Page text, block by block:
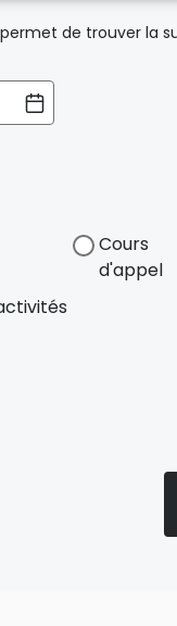
de trouver la
Cours
d'appel